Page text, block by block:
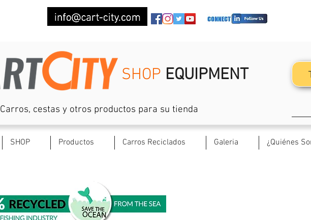
SHOP EQUIPMENT
Carros, cestas y otros productos para su tienda
SHOP Productos Carros Reciclados Galeria ¿Quiénes